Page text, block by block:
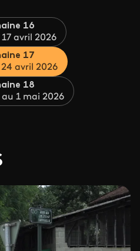
16
17 avril 2026
17
24 avril 2026
18
au 1 mai 2026